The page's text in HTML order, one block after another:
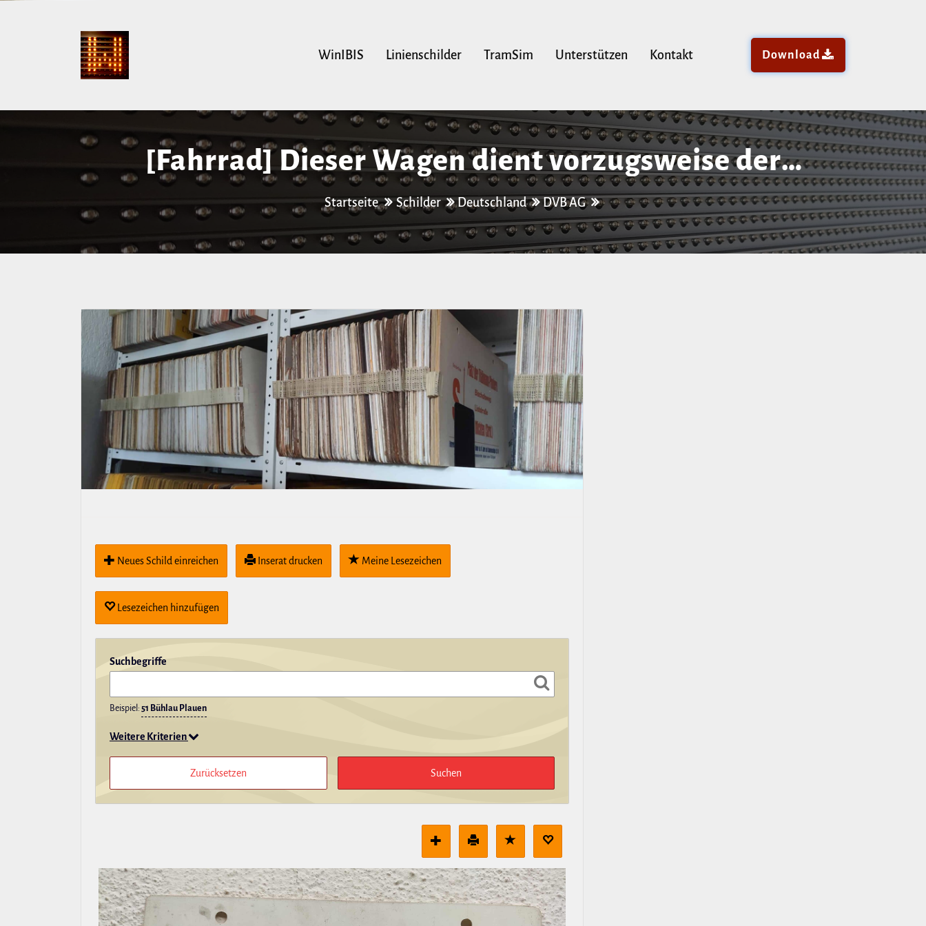
WinIBIS Linienschilder TramSim Unterstützen Kontakt Download
[Fahrrad] Dieser Wagen dient vorzugsweise der
Fahrradbeförderung
Startseite Schilder Deutschland DVB AG
Neues Schild ein­rei­chen Inserat drucken Meine Lese­zei­chen
Lese­zei­chen hin­zu­fügen
Such­be­griffe
Beispiel: 51 Bühlau Plauen
Weitere Kriterien